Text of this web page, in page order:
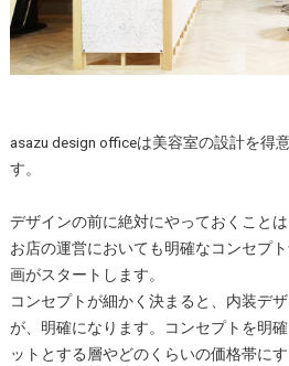
asazu design officeは美容室の設計を得
す。
デザインの前に絶対にやっておくこと
お店の運営においても明確なコンセプ
画がスタートします。
コンセプトが細かく決まると、内装デ
が、明確になります。コンセプトを明
ットとする層やどのくらいの価格帯に